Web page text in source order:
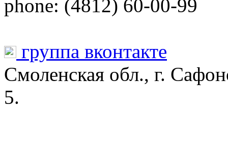
phone: (4812) 60-00-99
группа вконтакте
Смоленская обл., г.
5.